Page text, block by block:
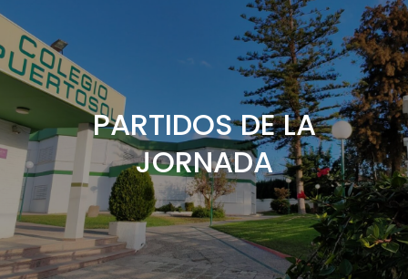
PARTIDOS DE LA
JORNADA